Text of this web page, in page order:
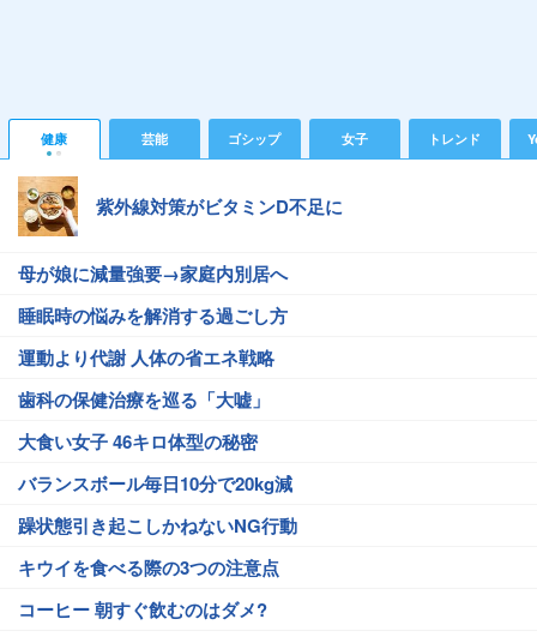
健康 芸能 ゴシップ 女子 トレンド
紫外線対策がビタミンD不足に
母が娘に減量強要→家庭内別居へ
睡眠時の悩みを解消する過ごし方
運動より代謝 人体の省エネ戦略
歯科の保健治療を巡る「大嘘」
大食い女子 46キロ体型の秘密
バランスボール毎日10分で20kg減
躁状態引き起こしかねないNG行動
キウイを食べる際の3つの注意点
コーヒー 朝すぐ飲むのはダメ?